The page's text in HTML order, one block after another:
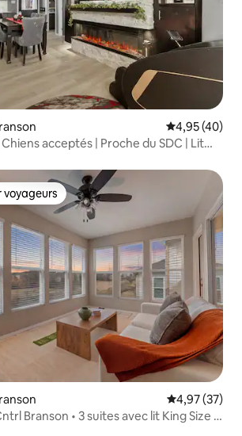
Évaluation
4,95 (40)
acceptés | Proche du SDC | Lit
les plus appréciés
Évaluation
4,97 (37)
Branson • 3 suites avec lit King Size •